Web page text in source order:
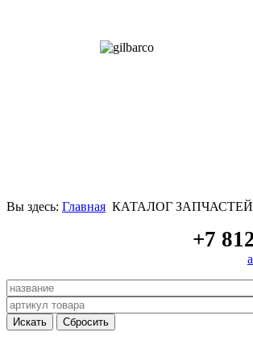
Вы здесь: Главная КАТАЛОГ ЗАПЧАСТЕЙ
+7